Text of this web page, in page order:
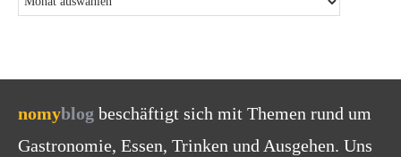
nomyblog beschäftigt sich mit Themen rund um
Gastronomie, Essen, Trinken und Ausgehen. Uns